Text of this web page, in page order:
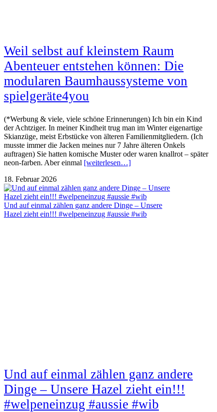
Weil selbst auf kleinstem Raum
Abenteuer entstehen können: Die
modularen Baumhaussysteme von
spielgeräte4you
(*Werbung & viele, viele schöne Erinnerungen) Ich bin ein Kind
der Achtziger. In meiner Kindheit trug man im Winter eigenartige
Skianzüge, meist Erbstücke von älteren Familienmitgliedern. (Ich
musste immer die Jacken meines nur 7 Jahre älteren Onkels
auftragen) Sie hatten komische Muster oder waren knallrot – später
neon-farben. Aber einmal [weiterlesen…]
18. Februar 2026
Und auf einmal zählen ganz andere Dinge – Unsere
Hazel zieht ein!!! #welpeneinzug #aussie #wib
Und auf einmal zählen ganz andere
Dinge – Unsere Hazel zieht ein!!!
#welpeneinzug #aussie #wib